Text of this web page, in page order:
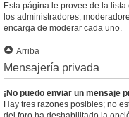
Esta página le provee de la
los administradores,
encarga de moderar cada uno.
Arriba
Mensajería privada
¡No puedo enviar un mensaje
Hay tres razones posibles; no